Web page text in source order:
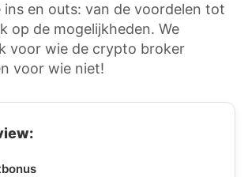
ins en outs: van de voordelen tot
op de mogelijkheden. We
voor wie de crypto broker
voor wie niet!